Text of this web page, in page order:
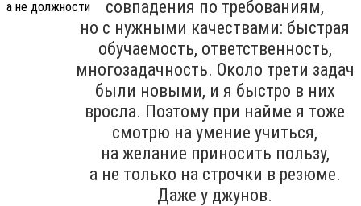
совпадения по требованиям,
но с нужными качествами: быстрая
обучаемость, ответственность,
многозадачность. Около трети задач
были новыми, и я быстро в них
вросла. Поэтому при найме я тоже
смотрю на умение учиться,
на желание приносить пользу,
а не только на строчки в резюме.
Даже у джунов.